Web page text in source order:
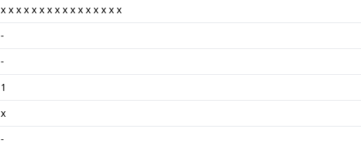
x x x x x x x x x x x x x x x x
-
-
1
x
-